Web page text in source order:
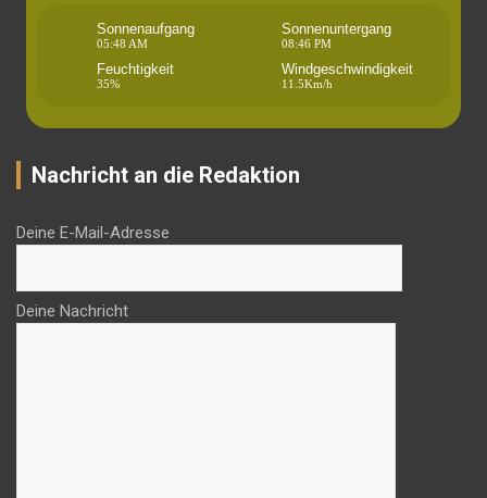
Sonnenaufgang
05:48 AM
Sonnenuntergang
08:46 PM
Feuchtigkeit
35%
Windgeschwindigkeit
11.5Km/h
Nachricht an die Redaktion
Deine E-Mail-Adresse
Deine Nachricht